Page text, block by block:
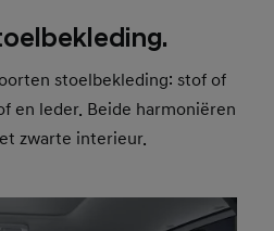
stoelbekleding: stof of
en leder. Beide harmoniëren
zwarte interieur.